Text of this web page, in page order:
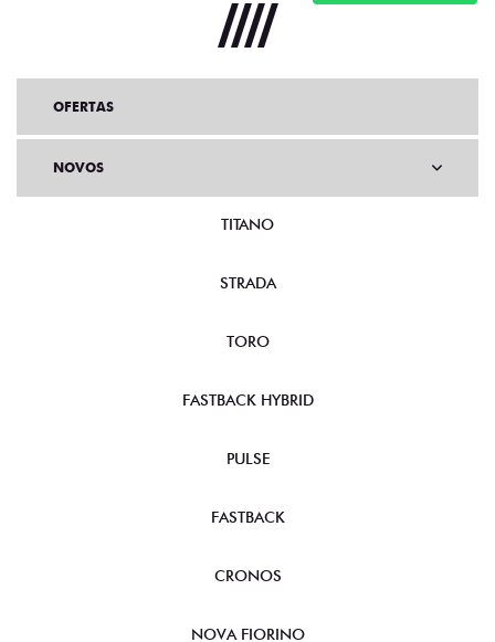
OFERTAS
NOVOS
TITANO
STRADA
TORO
FASTBACK HYBRID
PULSE
FASTBACK
CRONOS
NOVA FIORINO